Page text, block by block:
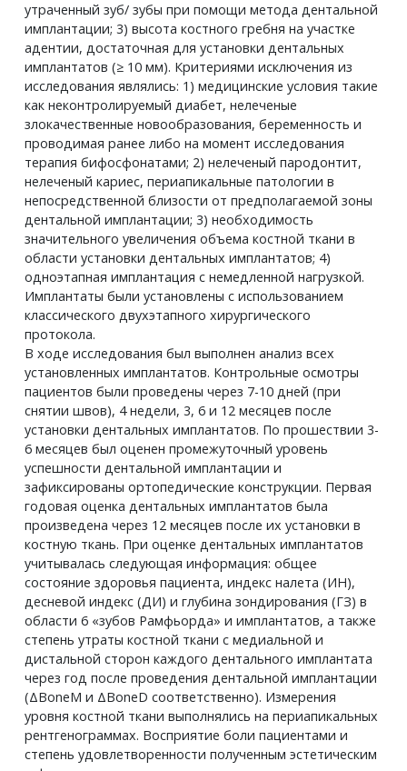
утраченный зуб/ зубы при помощи метода дентальной
имплантации; 3) высота костного гребня на участке
адентии, достаточная для установки дентальных
имплантатов (≥ 10 мм). Критериями исключения из
исследования являлись: 1) медицинские условия такие
как неконтролируемый диабет, нелеченые
злокачественные новообразования, беременность и
проводимая ранее либо на момент исследования
терапия бифосфонатами; 2) нелеченый пародонтит,
нелеченый кариес, периапикальные патологии в
непосредственной близости от предполагаемой зоны
дентальной имплантации; 3) необходимость
значительного увеличения объема костной ткани в
области установки дентальных имплантатов; 4)
одноэтапная имплантация с немедленной нагрузкой.
Имплантаты были установлены с использованием
классического двухэтапного хирургического
протокола.
В ходе исследования был выполнен анализ всех
установленных имплантатов. Контрольные осмотры
пациентов были проведены через 7-10 дней (при
снятии швов), 4 недели, 3, 6 и 12 месяцев после
установки дентальных имплантатов. По прошествии 3-
6 месяцев был оценен промежуточный уровень
успешности дентальной имплантации и
зафиксированы ортопедические конструкции. Первая
годовая оценка дентальных имплантатов была
произведена через 12 месяцев после их установки в
костную ткань. При оценке дентальных имплантатов
учитывалась следующая информация: общее
состояние здоровья пациента, индекс налета (ИН),
десневой индекс (ДИ) и глубина зондирования (ГЗ) в
области 6 «зубов Рамфьорда» и имплантатов, а также
степень утраты костной ткани с медиальной и
дистальной сторон каждого дентального имплантата
через год после проведения дентальной имплантации
(ΔBoneM и ΔBoneD соответственно). Измерения
уровня костной ткани выполнялись на периапикальных
рентгенограммах. Восприятие боли пациентами и
степень удовлетворенности полученным эстетическим